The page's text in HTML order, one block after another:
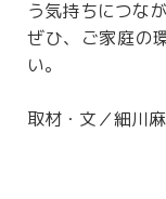
う気持ちにつな
ぜひ、ご家庭の
い。
取材・文／細川